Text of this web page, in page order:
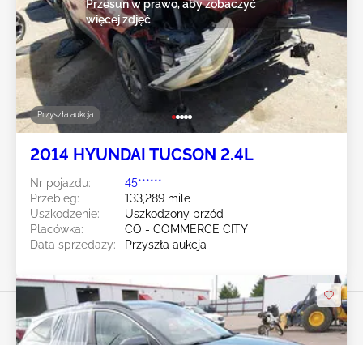
Przyszła aukcja
Przesuń w prawo, aby zobaczyć
więcej zdjęć
2014 HYUNDAI TUCSON 2.4L
Nr pojazdu:
45******
Przebieg:
133,289 mile
Uszkodzenie:
Uszkodzony przód
Placówka:
CO - COMMERCE CITY
Data sprzedaży:
Przyszła aukcja